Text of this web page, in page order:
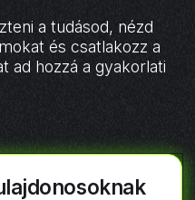
a tudásod, nézd
és csatlakozz a
ad hozzá a gyakorlati